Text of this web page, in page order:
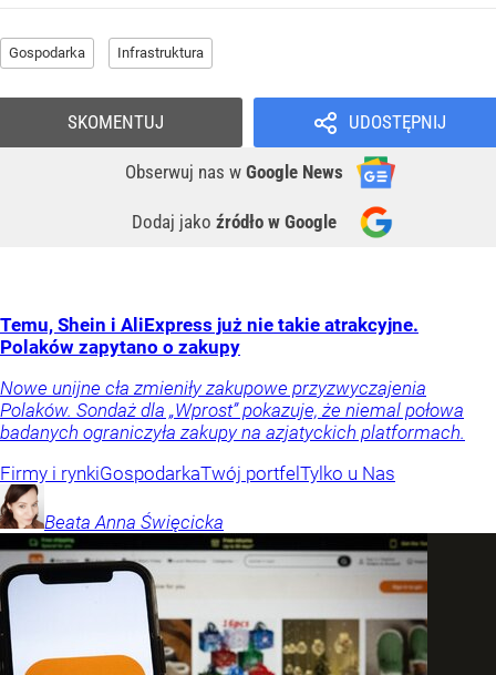
Gospodarka Infrastruktura
UDOSTĘPNIJ
Obserwuj nas w Google News
Dodaj jako źródło w Google
SKOMENTUJ
Temu, Shein i AliExpress już nie takie atrakcyjne.
Polaków zapytano o zakupy
Nowe unijne cła zmieniły zakupowe przyzwyczajenia
Polaków. Sondaż dla „Wprost” pokazuje, że niemal połowa
badanych ograniczyła zakupy na azjatyckich platformach.
Firmy i rynkiGospodarkaTwój portfelTylko u Nas
Beata Anna Święcicka